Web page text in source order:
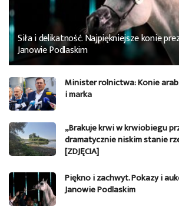
Siła i delikatność. Najpiękniejsze konie
Janowie Podlaskim
Minister rolnictwa: Konie
i marka
„Brakuje krwi w krwiobiegu
dramatycznie niskim stanie
[ZDJĘCIA]
Piękno i zachwyt. Pokazy i
Janowie Podlaskim